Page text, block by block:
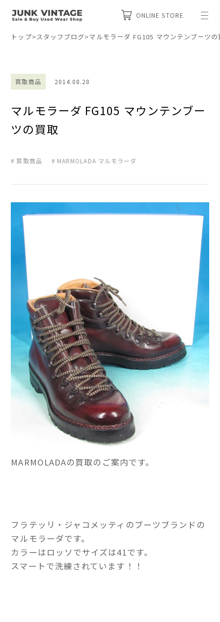
ONLINE STORE
トップ>スタッフブログ>マルモラーダ FG105 マウンテンブーツの
買取商品 2014.08.28
マルモラーダ FG105 マウンテンブー
ツの買取
買取商品 MARMOLADA マルモラーダ
MARMOLADAの買取のご案内です。
フラテッリ・ジャコメッティのブーツブランドの
マルモラーダです。
カラーはロッソでサイズは41です。
スマートで洗練されています！！